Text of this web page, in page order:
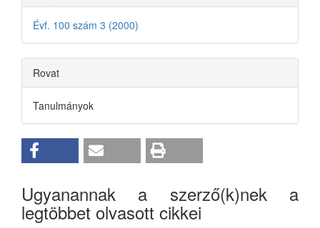
Évf. 100 szám 3 (2000)
Rovat
Tanulmányok
Ugyanannak a szerző(k)nek a
legtöbbet olvasott cikkei